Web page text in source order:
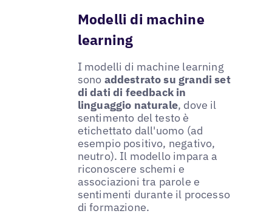
Modelli di machine
learning
I modelli di machine learning
sono addestrato su grandi set
di dati di feedback in
linguaggio naturale, dove il
sentimento del testo è
etichettato dall'uomo (ad
esempio positivo, negativo,
neutro). Il modello impara a
riconoscere schemi e
associazioni tra parole e
sentimenti durante il processo
di formazione.